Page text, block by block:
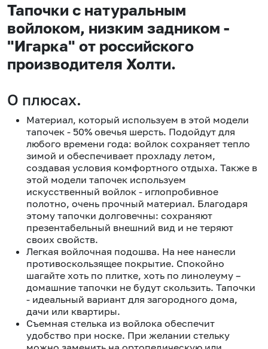
Тапочки с натуральным
войлоком, низким задником -
"Игарка" от российского
производителя Холти.
О плюсах.
Материал, который используем в этой модели
тапочек - 50% овечья шерсть. Подойдут для
любого времени года: войлок сохраняет тепло
зимой и обеспечивает прохладу летом,
создавая условия комфортного отдыха. Также в
этой модели тапочек используем
искусственный войлок - иглопробивное
полотно, очень прочный материал. Благодаря
этому тапочки долговечны: сохраняют
презентабельный внешний вид и не теряют
своих свойств.
Легкая войлочная подошва. На нее нанесли
противоскользящее покрытие. Спокойно
шагайте хоть по плитке, хоть по линолеуму –
домашние тапочки не будут скользить. Тапочки
- идеальный вариант для загородного дома,
дачи или квартиры.
Съемная стелька из войлока обеспечит
удобство при носке. При желании стельку